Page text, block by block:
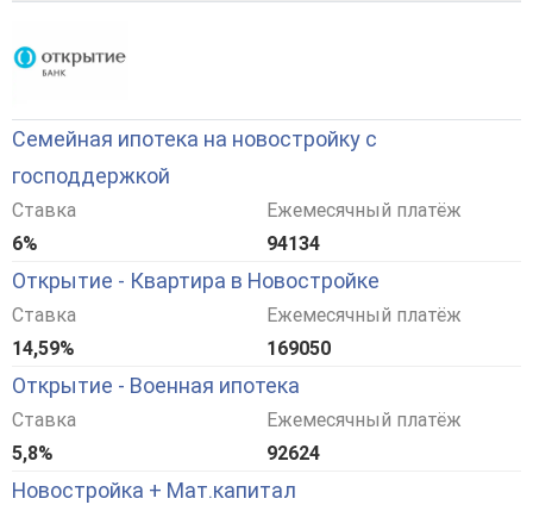
Семейная ипотека на новостройку с
господдержкой
Ставка
6%
Ежемесячный платёж
94134
Открытие - Квартира в Новостройке
Ставка
14,59%
Ежемесячный платёж
169050
Открытие - Военная ипотека
Ставка
5,8%
Ежемесячный платёж
92624
Новостройка + Мат.капитал